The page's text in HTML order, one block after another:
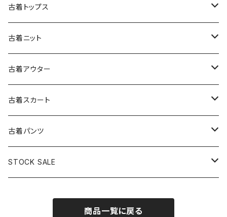
古着半袖ワンピース
古着ノースリーブワンピース
古着キャミソールワンピース
古着ベアトップワンピース
古着オールインワン
古着オーバーオール
古着長袖シャツ・ブラウス
古着半袖シャツ・ブラウス
古着ノースリーブシャツ・ブラウス
古着トップス
古着スウェット&パーカー
古着スウェット
古着パーカー
古着プルオーバー
古着長袖プルオーバー
古着半袖プルオーバー
古着Ｔシャツ
古着長袖Ｔシャツ
古着半袖Ｔシャツ
古着ベスト
古着キャミソール
古着ニット
古着セーター
古着カーディガン
古着半袖ニット
古着ニットアウター
古着アウター
古着ライトジャケット
古着ライトコート
古着ヘビージャケット
古着スカート
古着ロング丈スカート (丈76cm-)
古着膝丈スカート (丈56-75cm)
古着パンツ
古着ロング丈パンツ
STOCK SALE
商品一覧に戻る